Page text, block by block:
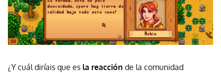
¿Y cuál diríais que es la reacción de la comunidad